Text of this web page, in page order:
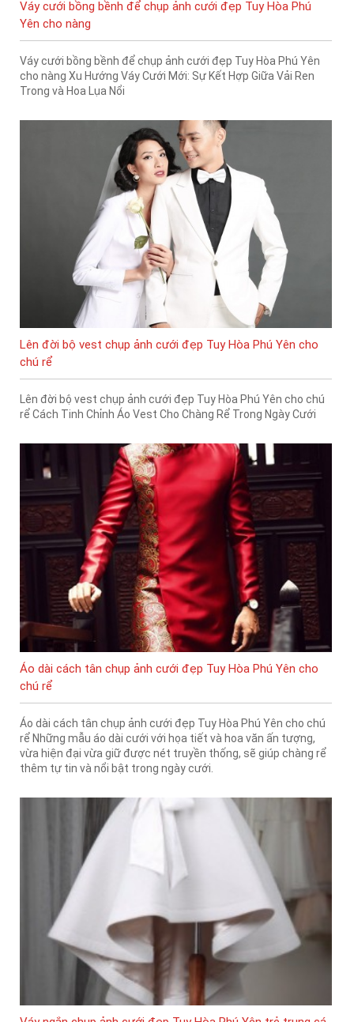
Váy cưới bồng bềnh để chụp ảnh cưới đẹp Tuy Hòa Phú
Yên cho nàng
Váy cưới bồng bềnh để chụp ảnh cưới đẹp Tuy Hòa Phú Yên
cho nàng Xu Hướng Váy Cưới Mới: Sự Kết Hợp Giữa Vải Ren
Trong và Hoa Lụa Nổi
Lên đời bộ vest chụp ảnh cưới đẹp Tuy Hòa Phú Yên cho
chú rể
Lên đời bộ vest chụp ảnh cưới đẹp Tuy Hòa Phú Yên cho chú
rể Cách Tinh Chỉnh Áo Vest Cho Chàng Rể Trong Ngày Cưới
Áo dài cách tân chụp ảnh cưới đẹp Tuy Hòa Phú Yên cho
chú rể
Áo dài cách tân chụp ảnh cưới đẹp Tuy Hòa Phú Yên cho chú
rể Những mẫu áo dài cưới với họa tiết và hoa văn ấn tượng,
vừa hiện đại vừa giữ được nét truyền thống, sẽ giúp chàng rể
thêm tự tin và nổi bật trong ngày cưới.